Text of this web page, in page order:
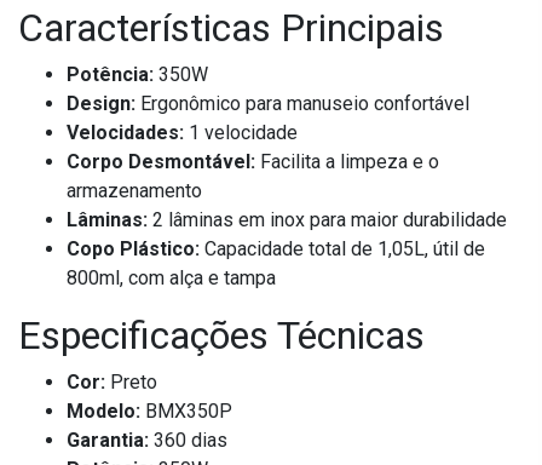
Características Principais
Potência: 350W
Design: Ergonômico para manuseio confortável
Velocidades: 1 velocidade
Corpo Desmontável: Facilita a limpeza e o
armazenamento
Lâminas: 2 lâminas em inox para maior durabilidade
Copo Plástico: Capacidade total de 1,05L, útil de
800ml, com alça e tampa
Especificações Técnicas
Cor: Preto
Modelo: BMX350P
Garantia: 360 dias